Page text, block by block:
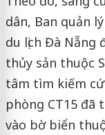
dân, Ban quản
du lịch Đà Nẵng
thủy sản thuộc
tâm tìm kiếm
phòng CT15 đã
vào bờ biển